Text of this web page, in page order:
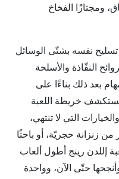
ومجتازًا الفخاخ
نفسه بشتّى الوسائل
النفّاذة والأسلحة
بعد ذلك بناءًا على
خريطة اللعبة
التي لا تنتهي،
زنزانة حجريّة، أو باحثًا
إللدن رينج أطول ألعاب
حتّى الآن، وواحدة